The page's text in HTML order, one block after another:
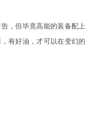
，但毕竟高能的装备配上
有好油，才可以在变幻的